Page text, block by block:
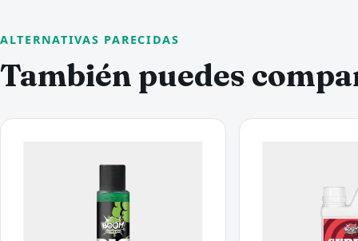
ALTERNATIVAS PARECIDAS
También puedes